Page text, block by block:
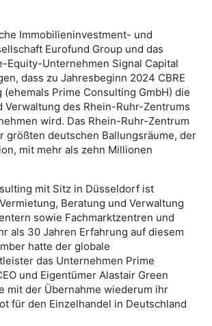
Immobilieninvestment- und
Eurofund Group und das
Equity-Unternehmen Signal Capital
dass zu Jahresbeginn 2024 CBRE
(ehemals Prime Consulting GmbH) die
Verwaltung des Rhein-Ruhr-Zentrums
wird. Das Rhein-Ruhr-Zentrum
größten deutschen Ballungsräume, der
mit mehr als zehn Millionen
mit Sitz in Düsseldorf ist
Beratung und Verwaltung
sowie Fachmarktzentren und
als 30 Jahren Erfahrung auf diesem
hatte der globale
das Unternehmen Prime
und Eigentümer Alastair Green
mit der Übernahme wiederum ihr
für den Einzelhandel in Deutschland